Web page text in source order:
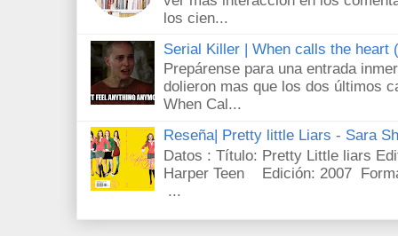
los cien...
Serial Killer | When calls the heart
Prepárense para una entrada
dolieron mas que los dos últimos
When Cal...
Reseña| Pretty little Liars - Sara
Datos : Título: Pretty Little liars
Harper Teen Edición: 2007
...